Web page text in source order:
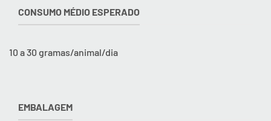
CONSUMO MÉDIO ESPERADO
10 a 30 gramas/animal/dia
EMBALAGEM